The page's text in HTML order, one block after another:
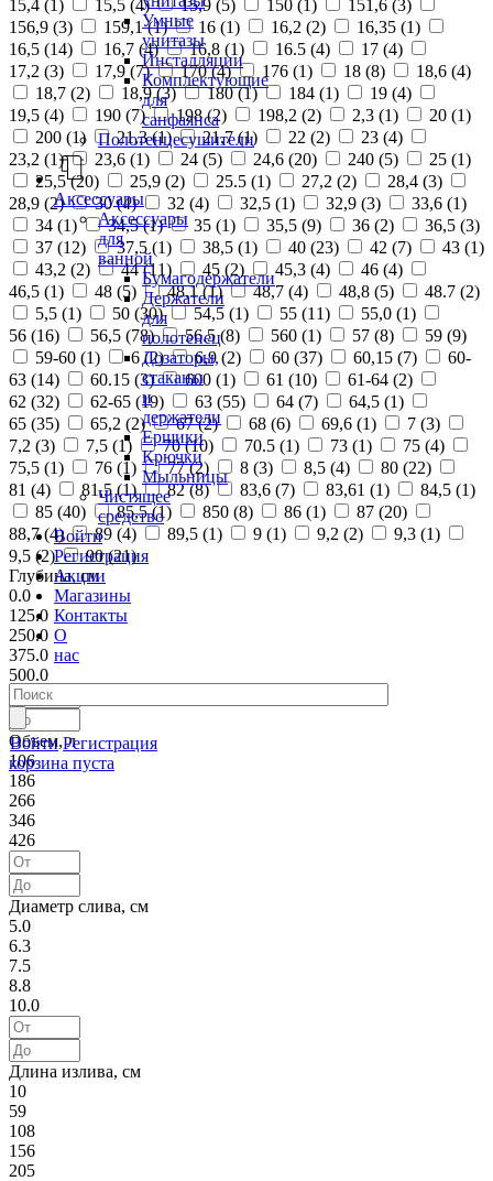
Умные
унитазы
Инсталляции
Комплектующие
для
санфаянса
Полотенцесушители
Аксессуары
Аксессуары
для
ванной
Бумагодержатели
Держатели
для
полотенец
Дозаторы,
стаканы
и
держатели
Ершики
Крючки
Мыльницы
Чистящее
средство
Войти
Регистрация
Акции
Магазины
Контакты
О
нас
Войти Регистрация
корзина пуста
15,4 (1 ) 15,5 (4) 15,9 (5) 150 (1 ) 151,6 (3)
156,9 (3) 159,1 (1) 16 (1) 16,2 (2) 16,35 (1)
16,5 (14) 16,7 (4) 16,8 (1) 16.5 (4) 17 (4)
17,2 (3) 17,9 (7) 170 (4) 176 (1) 18 (8) 18,6 (4)
18,7 (2) 18,9 (3) 180 (1) 184 (1) 19 (4)
19,5 (4) 190 (7) 198 (2) 198,2 (2) 2,3 (1) 20 (1)
200 (1) 21,3 (1) 21,7 (1) 22 (2) 23 (4)
23,2 (1) 23,6 (1) 24 (5) 24,6 (20) 240 (5) 25 (1)
25,5 (20) 25,9 (2) 25.5 (1) 27,2 (2) 28,4 (3)
28,9 (2) 30 (4) 32 (4) 32,5 (1) 32,9 (3) 33,6 (1)
34 (1) 34,5 (1) 35 (1) 35,5 (9) 36 (2) 36,5 (3)
37 (12) 37,5 (1) 38,5 (1) 40 (23) 42 (7) 43 (1)
43,2 (2) 44 (11) 45 (2) 45,3 (4) 46 (4)
46,5 (1) 48 (5) 48,1 (1) 48,7 (4) 48,8 (5) 48.7 (2)
5,5 (1) 50 (30) 54,5 (1) 55 (11) 55,0 (1)
56 (16) 56,5 (78) 56.5 (8) 560 (1) 57 (8) 59 (9)
59-60 (1) 6 (2) 6,9 (2) 60 (37) 60,15 (7)
60-
63 (14) 60.15 (3) 600 (1) 61 (10) 61-64 (2)
62 (32) 62-65 (19) 63 (55) 64 (7) 64,5 (1)
65 (35) 65,2 (2) 67 (2) 68 (6) 69,6 (1) 7 (3)
7,2 (3) 7,5 (1) 70 (10) 70.5 (1) 73 (1) 75 (4)
75,5 (1) 76 (1) 77 (2) 8 (3) 8,5 (4) 80 (22)
81 (4) 81,5 (1) 82 (8) 83,6 (7) 83,61 (1) 84,5 (1)
85 (40) 85,5 (1) 850 (8) 86 (1) 87 (20)
88,7 (4) 89 (4) 89,5 (1) 9 (1) 9,2 (2) 9,3 (1)
9,5 (2) 90 (21)
Глубина, см
0.0
125.0
250.0
375.0
500.0
Объем, л
106
186
266
346
426
Диаметр слива, см
5.0
6.3
7.5
8.8
10.0
Длина излива, см
10
59
108
156
205